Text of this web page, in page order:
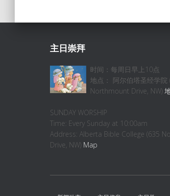
主日崇拜
时间：每周日早上10点
地点： 阿尔伯塔圣经学院
Northmount Drive, NW)
SUNDAY WORSHIP
Time: Every Sunday at 10:00am
Address: Alberta Bible College (635
Drive, NW) Map